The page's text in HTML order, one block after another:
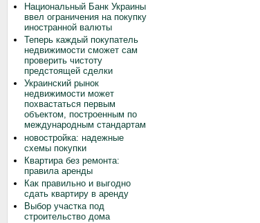
Национальный Банк Украины
ввел ограничения на покупку
иностранной валюты
Теперь каждый покупатель
недвижимости сможет сам
проверить чистоту
предстоящей сделки
Украинский рынок
недвижимости может
похвастаться первым
объектом, построенным по
международным стандартам
новостройка: надежные
схемы покупки
Квартира без ремонта:
правила аренды
Как правильно и выгодно
сдать квартиру в аренду
Выбор участка под
строительство дома